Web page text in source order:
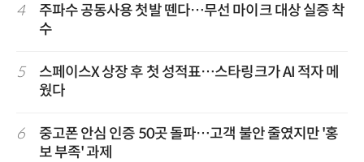
4
주파수 공동사용 첫발 뗀다…무선 마이크 대상 실증 착
수
5
스페이스X 상장 후 첫 성적표…스타링크가 AI 적자 메
웠다
6
중고폰 안심 인증 50곳 돌파…고객 불안 줄였지만 '홍
보 부족' 과제